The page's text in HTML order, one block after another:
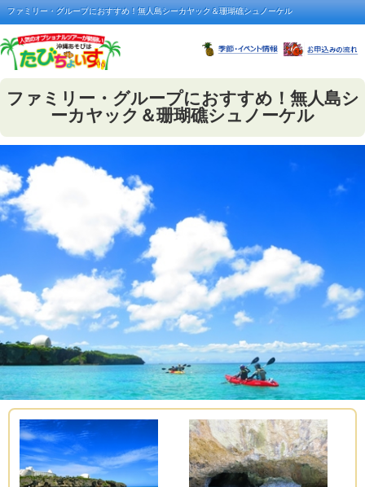
ファミリー・グループにおすすめ！無人島シーカヤック＆珊瑚礁シュノーケル
ファミリー・グループにおすすめ！無人島シ
ーカヤック＆珊瑚礁シュノーケル